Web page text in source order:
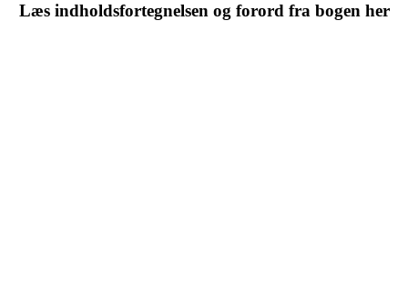
Læs indholdsfortegnelsen og forord fra bogen her